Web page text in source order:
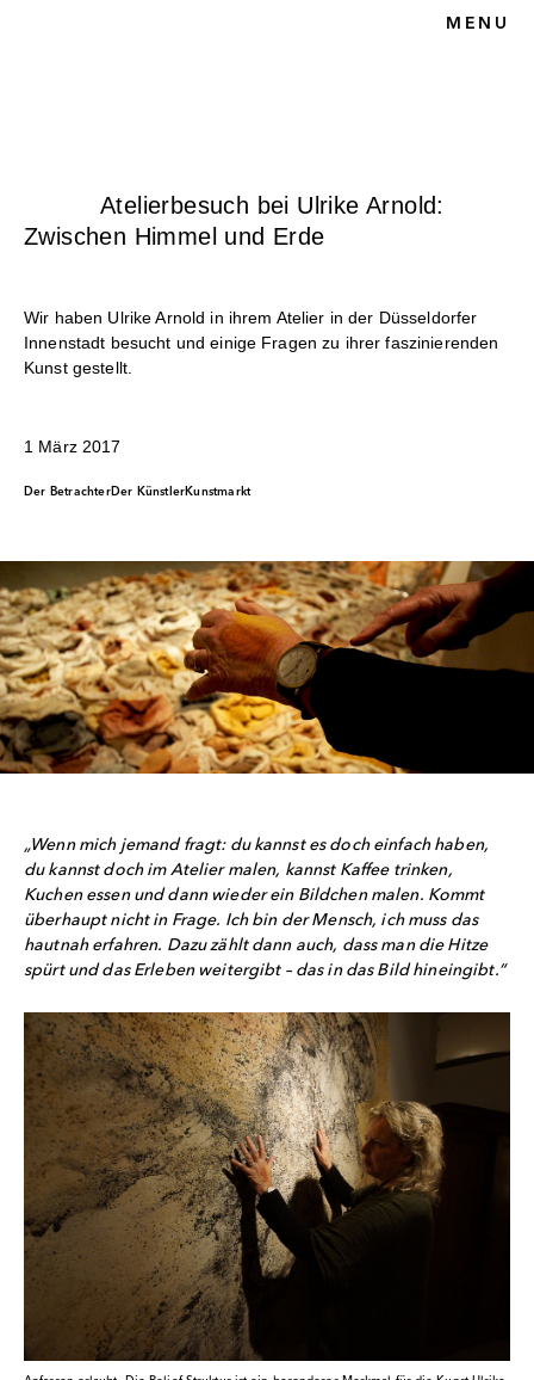
MENU
Atelierbesuch bei Ulrike Arnold:
Zwischen Himmel und Erde
Wir haben Ulrike Arnold in ihrem Atelier in der Düsseldorfer
Innenstadt besucht und einige Fragen zu ihrer faszinierenden
Kunst gestellt.
1 März 2017
Der BetrachterDer Künstler Kunstmarkt
„Wenn mich jemand fragt: du kannst es doch einfach haben,
du kannst doch im Atelier malen, kannst Kaffee trinken,
Kuchen essen und dann wieder ein Bildchen malen. Kommt
überhaupt nicht in Frage. Ich bin der Mensch, ich muss das
hautnah erfahren. Dazu zählt dann auch, dass man die Hitze
spürt und das Erleben weitergibt – das in das Bild hineingibt.“